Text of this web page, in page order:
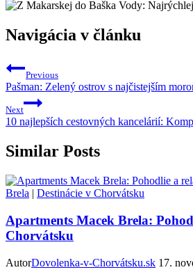
Navigácia v článku
Previous
Pašman: Zelený ostrov s najčistejším
Next
10 najlepších cestovných kancelárií:
Similar Posts
Brela | Destinácie v Chorvátsku
Apartments Macek Brela:
Chorvátsku
AutorDovolenka-v-Chorvátsku.sk 17.